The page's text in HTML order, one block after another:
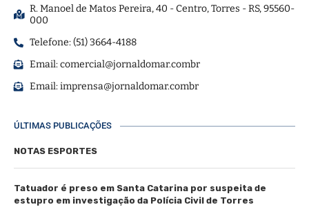
R. Manoel de Matos Pereira, 40 - Centro, Torres - RS, 95560-
000
Telefone: (51) 3664-4188
Email:comercial@jornaldomar.combr
Email:imprensa@jornaldomar.combr
ÚLTIMAS PUBLICAÇÕES
NOTAS ESPORTES
Tatuador é preso em Santa Catarina por suspeita de
estupro em investigação da Polícia Civil de Torres